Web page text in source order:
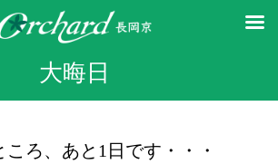
大晦日
ろ、あと1日です・・・